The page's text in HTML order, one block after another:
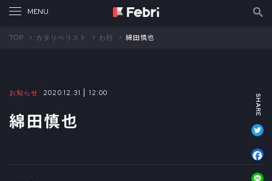
TOP カタリベリスト わ行 綿田慎也
お知らせ 2020.12.31 12:00
綿田慎也